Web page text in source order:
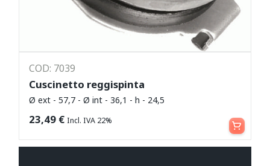
COD: 7039
Cuscinetto reggispinta
Ø ext - 57,7 - Ø int - 36,1 - h - 24,5
23,49 € Incl. IVA 22% Leggi tutto